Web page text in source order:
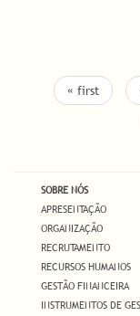
« first
SOBRE NÓS
APRESENTAÇÃO
ORGANIZAÇÃO
RECRUTAMENTO
RECURSOS HUMANOS
GESTÃO FINANCEIRA
INSTRUMENTOS DE